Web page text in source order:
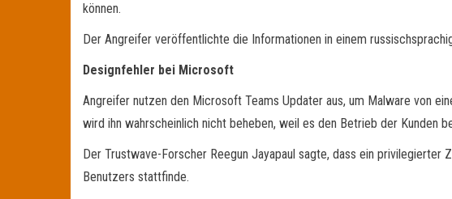
können.
Der Angreifer veröffentlichte die Informationen in einem
Designfehler bei Microsoft
Angreifer nutzen den Microsoft Teams Updater aus, um Malware von
wird ihn wahrscheinlich nicht beheben, weil es den Betrieb der Kunden
Der Trustwave-Forscher Reegun Jayapaul sagte, dass ein
Benutzers stattfinde.